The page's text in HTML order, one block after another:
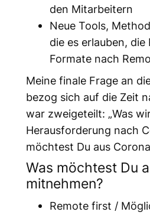
den Mitarbeitern
Neue Tools,
die es erlauben, die
Formate nach
Meine finale Frage an
bezog sich auf die Zeit
war zweigeteilt: „Was
Herausforderung nach
möchtest Du aus
Was möchtest Du
mitnehmen?
Remote first /